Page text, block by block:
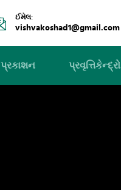
ઈમેલ:
vishvakoshad1@gmail.com
પ્રકાશન પ્રવૃત્તિકેન્દ્રો